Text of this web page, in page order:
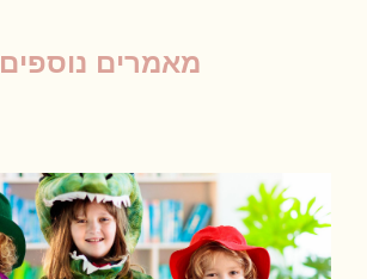
מאמרים נוספים